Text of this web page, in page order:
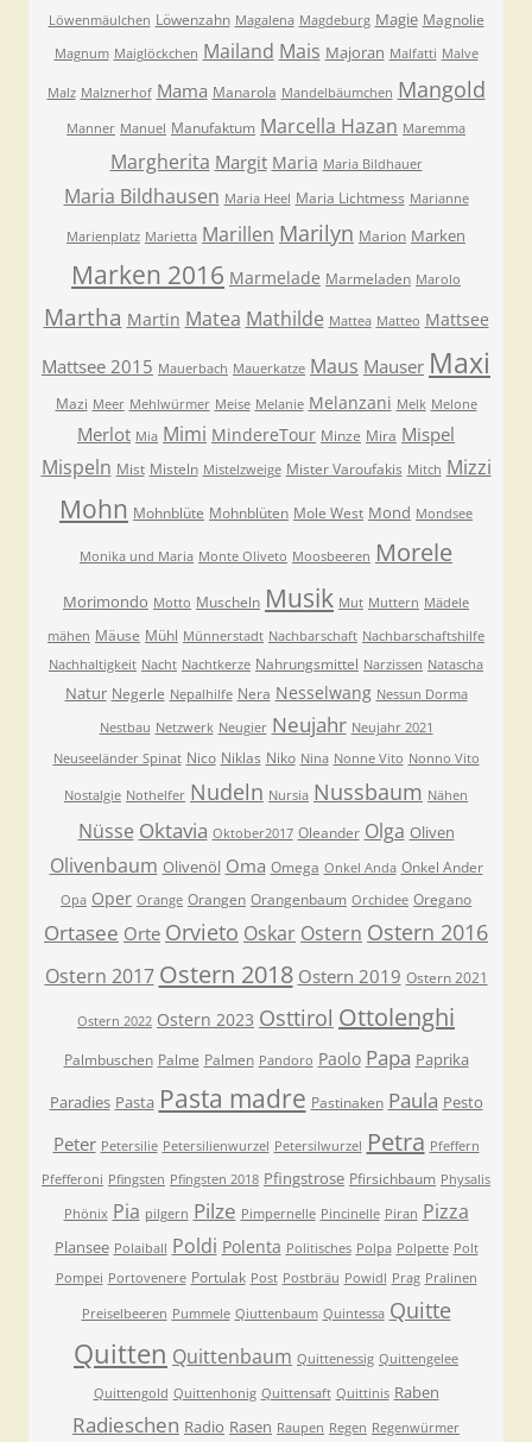
Löwenmäulchen Löwenzahn Magalena Magdeburg Magie Magnolie
Magnum Maiglöckchen Mailand Mais Majoran Malfatti Malve
Malz Malznerhof Mama Manarola Mandelbäumchen Mangold
Manner Manuel Manufaktum Marcella Hazan Maremma
Margherita Margit Maria Maria Bildhauer
Maria Bildhausen Maria Heel Maria Lichtmess Marianne
Marienplatz Marietta Marillen Marilyn Marion Marken
Marken 2016 Marmelade Marmeladen Marolo
Martha Martin Matea Mathilde Mattea Matteo Mattsee
Mattsee 2015 Mauerbach Mauerkatze Maus Mauser Maxi
Mazi Meer Mehlwürmer Meise Melanie Melanzani Melk Melone
Merlot Mia Mimi MindereTour Minze Mira Mispel
Mispeln Mist Misteln Mistelzweige Mister Varoufakis Mitch Mizzi
Mohn Mohnblüte Mohnblüten Mole West Mond Mondsee
Monika und Maria Monte Oliveto Moosbeeren Morele
Morimondo Motto Muscheln Musik Mut Muttern Mädele
mähen Mäuse Mühl Münnerstadt Nachbarschaft Nachbarschaftshilfe
Nachhaltigkeit Nacht Nachtkerze Nahrungsmittel Narzissen Natascha
Natur Negerle Nepalhilfe Nera Nesselwang Nessun Dorma
Nestbau Netzwerk Neugier Neujahr Neujahr 2021
Neuseeländer Spinat Nico Niklas Niko Nina Nonne Vito Nonno Vito
Nostalgie Nothelfer Nudeln Nursia Nussbaum Nähen
Nüsse Oktavia Oktober2017 Oleander Olga Oliven
Olivenbaum Olivenöl Oma Omega Onkel Anda Onkel Ander
Opa Oper Orange Orangen Orangenbaum Orchidee Oregano
Ortasee Orte Orvieto Oskar Ostern Ostern 2016
Ostern 2017 Ostern 2018 Ostern 2019 Ostern 2021
Ostern 2022 Ostern 2023 Osttirol Ottolenghi
Palmbuschen Palme Palmen Pandoro Paolo Papa Paprika
Paradies Pasta Pasta madre Pastinaken Paula Pesto
Peter Petersilie Petersilienwurzel Petersilwurzel Petra Pfeffern
Pfefferoni Pfingsten Pfingsten 2018 Pfingstrose Pfirsichbaum Physalis
Phönix Pia pilgern Pilze Pimpernelle Pincinelle Piran Pizza
Plansee Polaiball Poldi Polenta Politisches Polpa Polpette Polt
Pompei Portovenere Portulak Post Postbräu Powidl Prag Pralinen
Preiselbeeren Pummele Qiuttenbaum Quintessa Quitte
Quitten Quittenbaum Quittenessig Quittengelee
Quittengold Quittenhonig Quittensaft Quittinis Raben
Radieschen Radio Rasen Raupen Regen Regenwürmer